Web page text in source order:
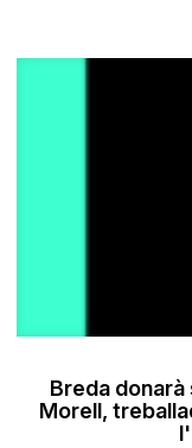
Breda
Morell,